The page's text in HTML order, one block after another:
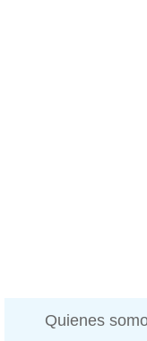
Quienes